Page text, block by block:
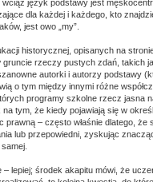
wciąż język podstawy jest
dla każdej i każdego, kto
jest owo „my”.
historycznej, opisanych na
rzeczy pustych zdań, takich
autorki i autorzy podstawy
o tym między innymi różne
programy szkolne rzecz jasna
tym, że kiedy pojawiają się w
prawną – często właśnie dlatego,
lub przepowiedni, zyskując
lepiej; środek akapitu mówi, że